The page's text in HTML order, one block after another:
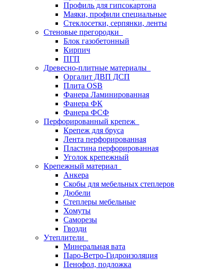
Профиль для гипсокартона
Маяки, профили специальные
Стеклосетки, серпянки, ленты
Стеновые прегородки
Блок газобетонный
Кирпич
ПГП
Древесно-плитные материалы
Оргалит ДВП ДСП
Плита OSB
Фанера Ламинированная
Фанера ФК
Фанера ФСФ
Перфорированный крепеж
Крепеж для бруса
Лента перфорированная
Пластина перфорированная
Уголок крепежный
Крепежный материал
Анкера
Скобы для мебельных степлеров
Дюбели
Степлеры мебельные
Хомуты
Саморезы
Гвозди
Утеплители
Минеральная вата
Паро-Ветро-Гидроизоляция
Пенофол, подложка